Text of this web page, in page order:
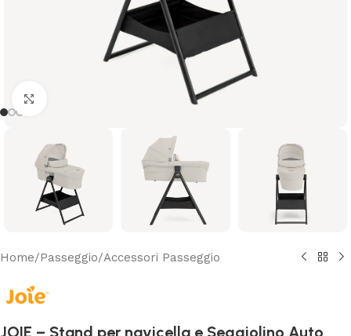
Home/Passeggio/Accessori Passeggio
JOIE – Stand per navicella e Seggiolino Auto